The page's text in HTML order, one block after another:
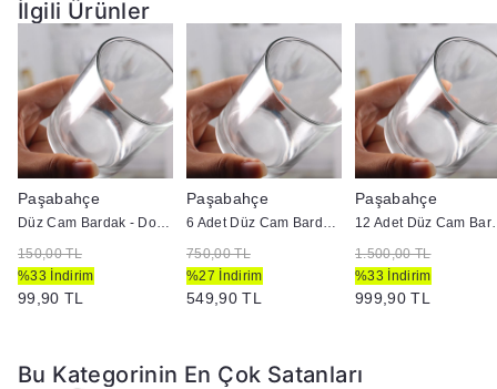
aromaterapi mumları, renkli mumlar ve kavanoz mumları
için uygundur
Paket İçeriği :1 Koli ( 1000 gr ) Mum Yapım Malzemesi (
Parafin ) Gönderilemektedir.
İlgili Ürünler
Paşabahçe
Düz Cam Bardak - Doluma Uygun
150,00 TL
%33 İndirim
99,90 TL
Paşabahçe
6 Adet Düz Cam Bardak - Doluma Uygun
750,00 TL
%27 İndirim
549,90 TL
Paşabahçe
12 Adet
1.500,00 TL
%33 İndirim
999,90 TL
Bu Kategorinin En Çok Satanları